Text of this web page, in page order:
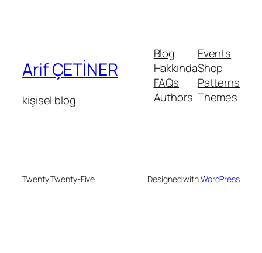
Arif ÇETİNER
kişisel blog
Blog
Hakkında
FAQs
Authors
Events
Shop
Patterns
Themes
Twenty Twenty-Five Designed withWordPress